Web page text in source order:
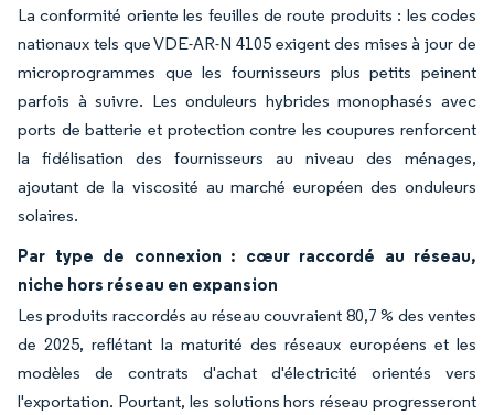
La conformité oriente les feuilles de route produits : les codes
nationaux tels que VDE-AR-N 4105 exigent des mises à jour de
microprogrammes que les fournisseurs plus petits peinent
parfois à suivre. Les onduleurs hybrides monophasés avec
ports de batterie et protection contre les coupures renforcent
la fidélisation des fournisseurs au niveau des ménages,
ajoutant de la viscosité au marché européen des onduleurs
solaires.
Par type de connexion : cœur raccordé au réseau,
niche hors réseau en expansion
Les produits raccordés au réseau couvraient 80,7 % des ventes
de 2025, reflétant la maturité des réseaux européens et les
modèles de contrats d'achat d'électricité orientés vers
l'exportation. Pourtant, les solutions hors réseau progresseront